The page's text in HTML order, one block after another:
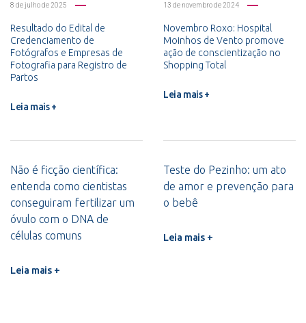
8 de julho de 2025
Resultado do Edital de
Credenciamento de
Fotógrafos e Empresas de
Fotografia para Registro de
Partos
Leia mais +
13 de novembro de 2024
Novembro Roxo: Hospital
Moinhos de Vento promove
ação de conscientização no
Shopping Total
Leia mais +
Não é ficção científica:
entenda como cientistas
conseguiram fertilizar um
óvulo com o DNA de
células comuns
Leia mais +
Teste do Pezinho: um ato
de amor e prevenção para
o bebê
Leia mais +